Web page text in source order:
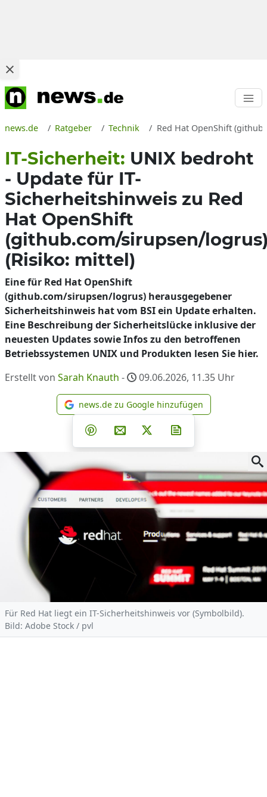
news.de Ratgeber Technik Red Hat OpenShift
IT-Sicherheit: UNIX bedroht
- Update für IT-
Sicherheitshinweis zu Red
Hat OpenShift
(github.com/sirupsen/
(Risiko: mittel)
Eine für Red Hat OpenShift
(github.com/sirupsen/logrus) herausgegebener
Sicherheitshinweis hat vom BSI ein Update erhalten.
Eine Beschreibung der Sicherheitslücke inklusive der
neuesten Updates sowie Infos zu den betroffenen
Betriebssystemen UNIX und Produkten lesen Sie hier.
Erstellt von Sarah Knauth - 09.06.2026, 11.35 Uhr
news.de zu Google
news.de zu Google hinzufügen
Teilen auf Facebook
Teilen auf Whatsapp
Teilen auf Telegram
Teilen auf Pinterest
Per E-Mail teilen
Post auf X
Für Red Hat liegt ein IT-Sicherheitshinweis vor (Symbolbild).
Bild: Adobe Stock / pvl